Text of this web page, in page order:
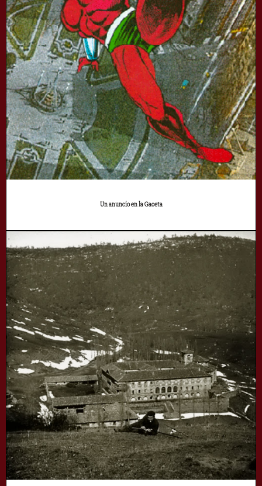
Un anuncio en la Gaceta